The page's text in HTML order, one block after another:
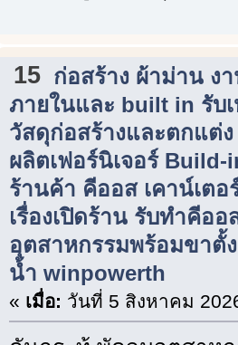
15 ก่อสร้าง ผ้าม่าน ง
ภายในและ built in รับ
วัสดุก่อสร้างและตกแต่
ผลิตเฟอร์นิเจอร์
ร้านค้า คีออส เคาน์เตอ
เรื่องเปิดร้าน รับทำคีออ
อุตสาหกรรมพร้อมขาตั้
น้ำ winpowerth
« เมื่อ: วันที่ 5 สิงหาคม